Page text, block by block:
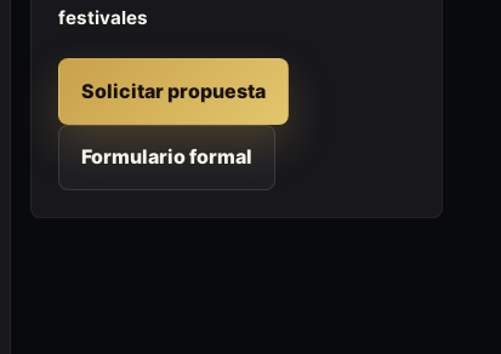
festivales
Solicitar propuesta
Formulario formal